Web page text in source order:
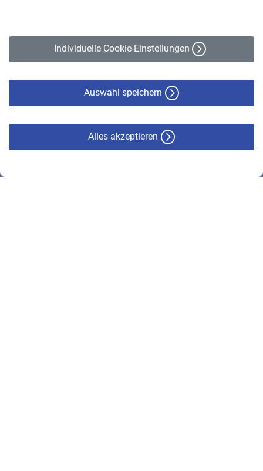
Individuelle Cookie-Einstellungen
Auswahl speichern
Alles akzeptieren
Erklärung zur Barrierefreiheit
© VBL 2026